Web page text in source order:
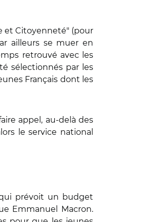
et Citoyenneté" (pour
ailleurs se muer en
retrouvé avec les
sélectionnés par les
Français dont les
appel, au-delà des
le service national
prévoit un budget
Emmanuel Macron.